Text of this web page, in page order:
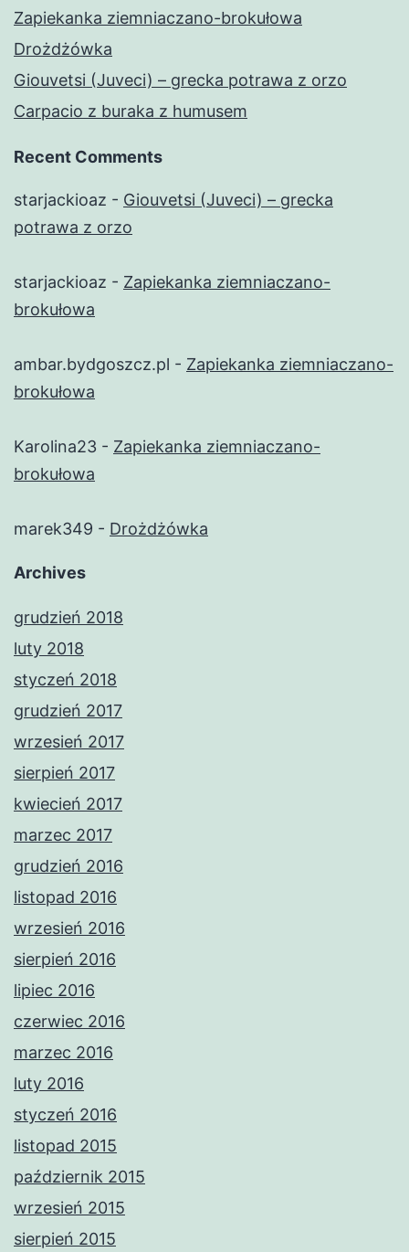
Zapiekanka ziemniaczano-brokułowa
Drożdżówka
Giouvetsi (Juveci) – grecka potrawa z orzo
Carpacio z buraka z humusem
Recent Comments
starjackioaz - Giouvetsi (Juveci) – grecka
potrawa z orzo
starjackioaz - Zapiekanka ziemniaczano-
brokułowa
ambar.bydgoszcz.pl - Zapiekanka ziemniaczano-
brokułowa
Karolina23 - Zapiekanka ziemniaczano-
brokułowa
marek349 - Drożdżówka
Archives
grudzień 2018
luty 2018
styczeń 2018
grudzień 2017
wrzesień 2017
sierpień 2017
kwiecień 2017
marzec 2017
grudzień 2016
listopad 2016
wrzesień 2016
sierpień 2016
lipiec 2016
czerwiec 2016
marzec 2016
luty 2016
styczeń 2016
listopad 2015
październik 2015
wrzesień 2015
sierpień 2015